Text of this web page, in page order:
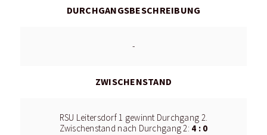
DURCHGANGSBESCHREIBUNG
-
ZWISCHENSTAND
RSU Leitersdorf 1 gewinnt Durchgang 2.
Zwischenstand nach Durchgang 2: 4 : 0